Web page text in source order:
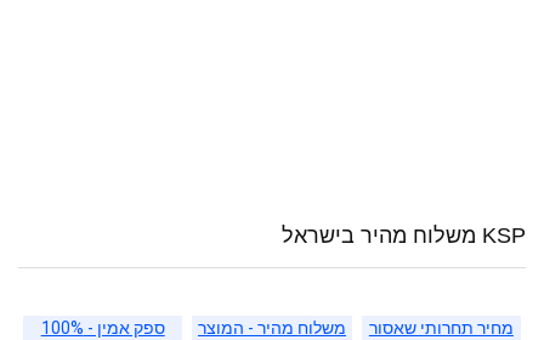
KSP משלוח מהיר בישראל
מחיר תחרותי שאסור
משלוח מהיר - המוצר
ספק אמין - 100%